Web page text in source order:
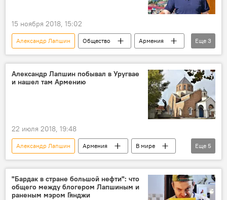
15 ноября 2018, 15:02
Александр Лапшин Общество
Армения
Политика
Россия В мире
Еще 3
Александр Лапшин побывал в Уругвае
и нашел там Армению
22 июля 2018, 19:48
Александр Лапшин Армения
В мире
Культура
Уругвай
статья
мир
блогер
Еще 5
"Бардак в стране большой нефти": что
общего между блогером Лапшиным и
раненым мэром Гянджи